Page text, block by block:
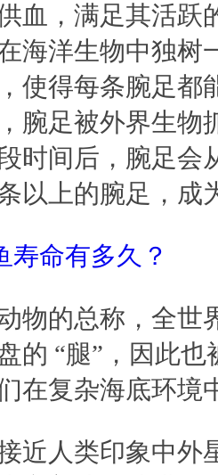
血，满足其活跃
海洋生物中独树
使得每条腕足都
腕足被外界生物
时间后，腕足会
以上的腕足，成
物的总称，全世
“腿”，因此
在复杂海底环境
近人类印象中外